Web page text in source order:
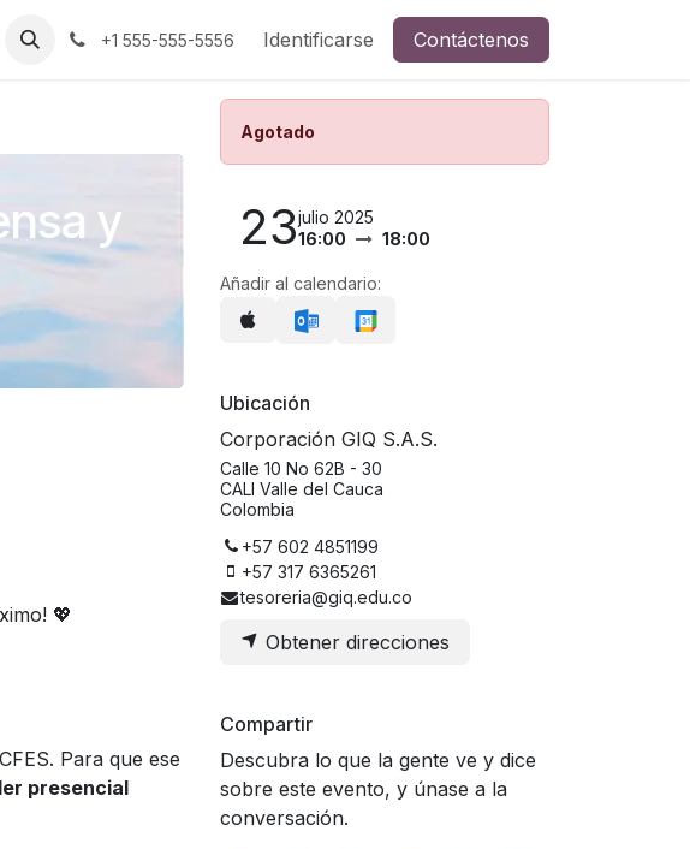
+1 555-555-5556 Identificarse Contáctenos
y
💖
Para que ese
presencial
Agotado
23julio 2025
16:00
18:00
Añadir al calendario:
Ubicación
Corporación GIQ S.A.S.
Calle 10 No 62B - 30
CALI Valle del Cauca
Colombia
+57 602 4851199
+57 317 6365261
tesoreria@giq.edu.co
Obtener direcciones
Compartir
Descubra lo que la gente ve y dice
sobre este evento, y únase a la
conversación.